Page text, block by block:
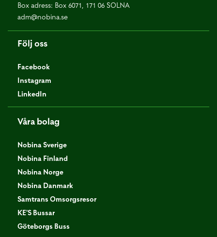
Box adress: Box 6071, 171 06 SOLNA
adm@nobina.se
Följ oss
Facebook
Instagram
LinkedIn
Våra bolag
Nobina Sverige
Nobina Finland
Nobina Norge
Nobina Danmark
Samtrans Omsorgsresor
KE'S Bussar
Göteborgs Buss